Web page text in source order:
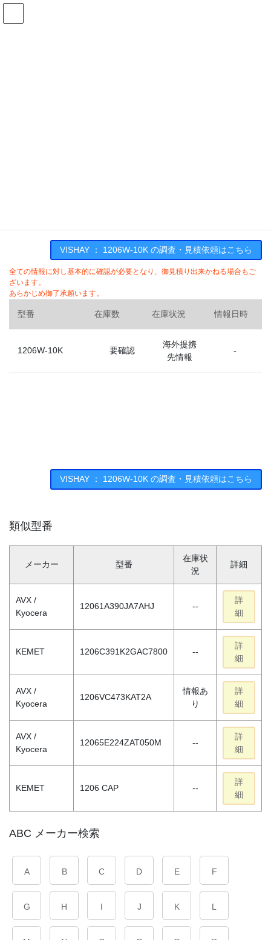
コ
ナ
VISHAY ： 1206W-10K の調査・見積依頼はこちら
全ての情報に対し基本的に確認が必要となり、御見積り出来かねる場合もご
ざいます。
あらかじめ御了承願います。
型番 在庫数 在庫状況 情報日時
1206W-10K 要確認
海外提携
先情報
-
VISHAY ： 1206W-10K の調査・見積依頼はこちら
類似型番
メーカー 型番
在庫状
況
詳細
AVX /
Kyocera
12061A390JA7AHJ --
詳
細
KEMET 1206C391K2GAC7800 --
詳
細
AVX /
Kyocera
1206VC473KAT2A
情報あ
り
詳
細
AVX /
Kyocera
12065E224ZAT050M --
詳
細
KEMET 1206 CAP --
詳
細
ABC メーカー検索
A B C D E F
G H I J K L